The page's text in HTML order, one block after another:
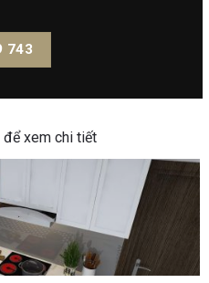
743
để xem chi tiết